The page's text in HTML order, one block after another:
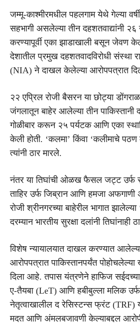
जम्मू-काश्मीरमधील पहलगाम येथे गेल्या
सहभागी असलेल्या तीन दहशतवाद्यांनी २६
करण्यापूर्वी एका झाडाखाली बसून जेवण
देशातील प्रमुख दहशतवादविरोधी संस्था
(NIA) ने दाखल केलेल्या आरोपपत्रात
२२ एप्रिल रोजी बैसरन या छोट्या
जंगलातून बाहेर आलेल्या तीन पाकिस्तानी
गोळीबार करून २५ पर्यटक आणि एका
केली होती. ‘कलमा’ किंवा ‘कलीमाचे
त्यांनी ठार मारले.
नंतर या तिघांची ओळख फैसल जट्ट उर्फ
ताहिर उर्फ जिब्रान आणि हमजा
रोजी श्रीनगरच्या बाहेरील भागात
दरम्यान भारतीय सुरक्षा दलांनी तिघांनाही
विशेष न्यायालयात दाखल करण्यात
आरोपपत्रात पाकिस्तानपर्यंत
दिला आहे. तपास यंत्रणेने हाफिज
ए-तैयबा (LeT) आणि हबीबुल्ला मलिक
नेतृत्वाखालील द रेसिस्टन्स फ्रंट (TRF)
मदत आणि अंमलबजावणी केल्याबद्दल